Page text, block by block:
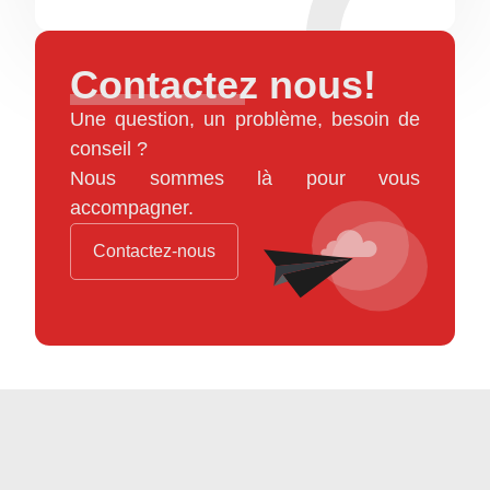
Contactez nous!
Une question, un problème, besoin de
conseil ?
Nous sommes là pour vous
accompagner.
Contactez-nous